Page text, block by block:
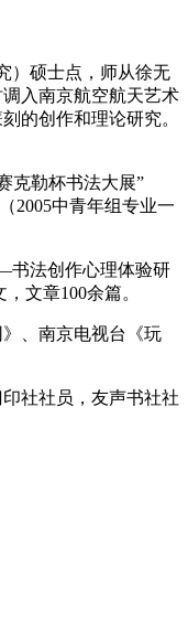
）硕士点，师从徐无
入南京航空航天艺术
的创作和理论研究。
克勒杯书法大展”
2005中青年组专业一
书法创作心理体验研
文章100余篇。
、南京电视台《玩
社社员，友声书社社